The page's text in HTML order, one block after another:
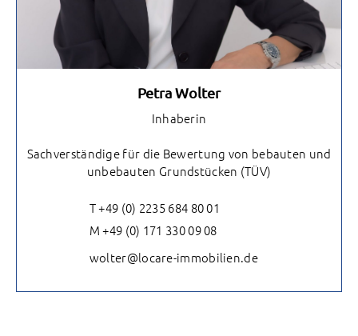
Petra Wolter
Inhaberin
Sachverständige für die Bewertung von bebauten und
unbebauten Grundstücken (TÜV)
T +49 (0) 2235 684 80 01
M +49 (0) 171 330 09 08
wolter@locare-immobilien.de